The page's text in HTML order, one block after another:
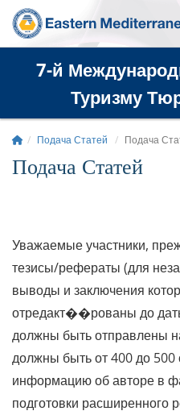
7-й
Туризму
Подача Статей Подача
Подача Статей
Уважаемые участники,
тезисы/рефераты (для
выводы и заключения
отредакт��рованы до
должны быть отправлены
должны быть от 400 до
информацию об авторе в
подготовки расширенного